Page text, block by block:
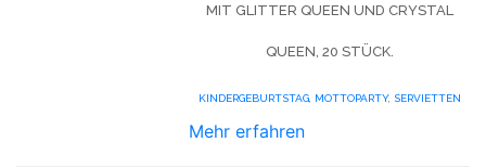
MIT GLITTER QUEEN UND CRYSTAL
QUEEN, 20 STÜCK.
KINDERGEBURTSTAG, MOTTOPARTY, SERVIETTEN
Mehr erfahren